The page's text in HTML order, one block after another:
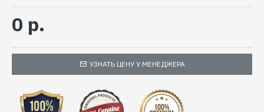
0 р.
УЗНАТЬ ЦЕНУ У МЕНЕДЖЕРА